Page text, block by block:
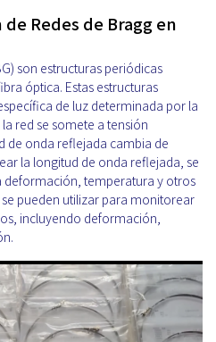
Redes de Bragg en
son estructuras periódicas
óptica. Estas estructuras
de luz determinada por la
red se somete a tensión
de onda reflejada cambia de
la longitud de onda reflejada, se
deformación, temperatura y otros
pueden utilizar para monitorear
incluyendo deformación,